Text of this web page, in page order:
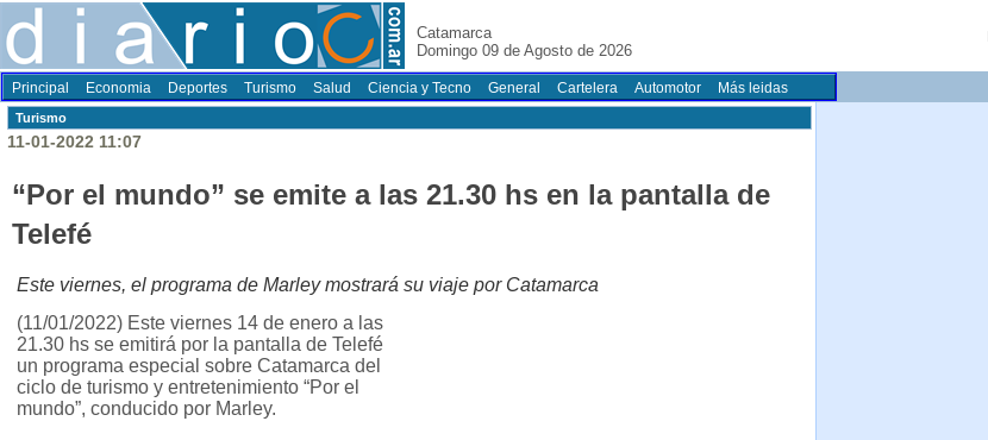
Catamarca
Domingo 09 de Agosto de 2026
Principal Economia Deportes Turismo Salud Ciencia y Tecno General Cartelera Automotor Más leidas
Turismo
11-01-2022 11:07
“Por el mundo” se emite a las 21.30 hs en la pantalla de
Telefé
Este viernes, el programa de Marley mostrará su viaje por Catamarca
(11/01/2022) Este viernes 14 de enero a las
21.30 hs se emitirá por la pantalla de Telefé
un programa especial sobre Catamarca del
ciclo de turismo y entretenimiento “Por el
mundo”, conducido por Marley.